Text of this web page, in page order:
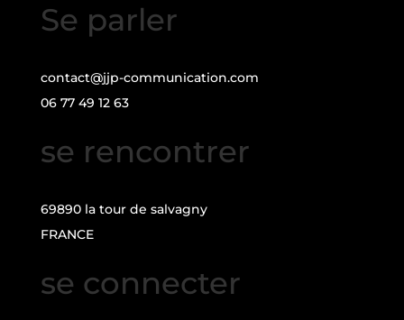
Se parler
contact@jjp-communication.com
06 77 49 12 63
se rencontrer
69890 la tour de salvagny
FRANCE
se connecter